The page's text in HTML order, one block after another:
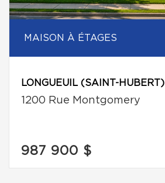
MAISON À ÉTAGES
LONGUEUIL (SAINT-HUBERT)
1200 Rue Montgomery
987 900 $